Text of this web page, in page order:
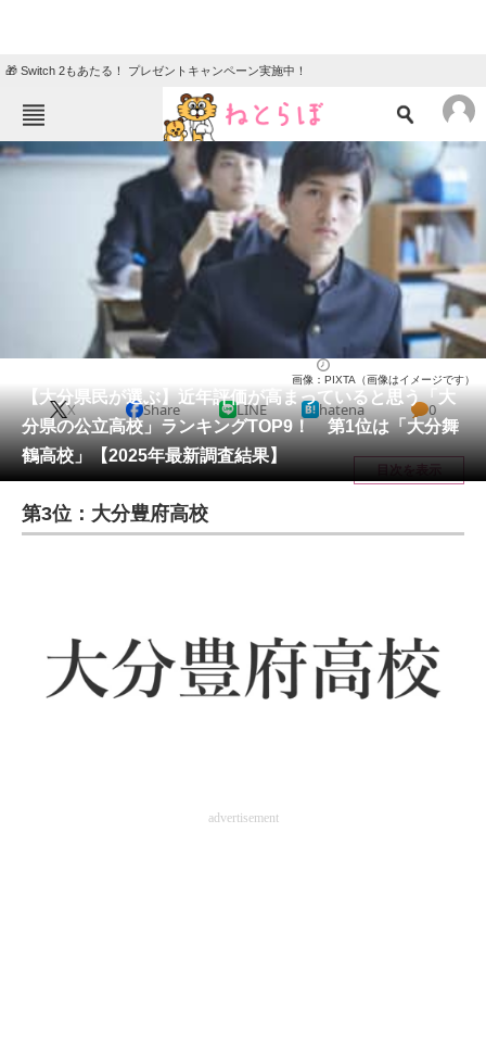
🎁 Switch 2もあたる！ プレゼントキャンペーン実施中！
ニュース
クイズ
リサーチ
会員記事
メディア
注目記事を集めた総合ページ
ITの今と未来を見通す
好きが集まる 比べて選べる
【大分県民が選ぶ】近年評価が高まっていると思う「大
分県の公立高校」ランキングTOP9！ 第1位は「大分舞
鶴高校」【2025年最新調査結果】
画像：PIXTA（画像はイメージです）
X Share LINE hatena 0
目次を表示
第3位：大分豊府高校
advertisement